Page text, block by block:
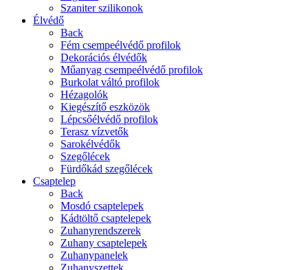
Szaniter szilikonok
Élvédő
Back
Fém csempeélvédő profilok
Dekorációs élvédők
Műanyag csempeélvédő profilok
Burkolat váltó profilok
Hézagolók
Kiegészítő eszközök
Lépcsőélvédő profilok
Terasz vízvetők
Sarokélvédők
Szegőlécek
Fürdőkád szegőlécek
Csaptelep
Back
Mosdó csaptelepek
Kádtöltő csaptelepek
Zuhanyrendszerek
Zuhany csaptelepek
Zuhanypanelek